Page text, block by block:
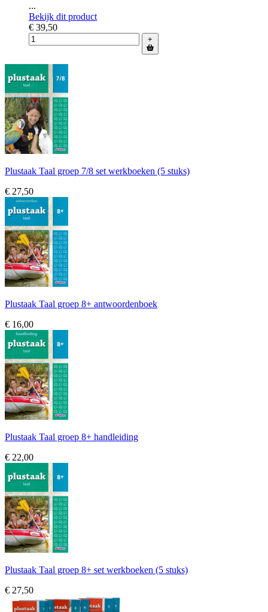
...
Bekijk dit product
€ 39,50
+
Plustaak Taal groep 7/8 set werkboeken (5 stuks)
€ 27,50
Plustaak Taal groep 8+ antwoordenboek
€ 16,00
Plustaak Taal groep 8+ handleiding
€ 22,00
Plustaak Taal groep 8+ set werkboeken (5 stuks)
€ 27,50